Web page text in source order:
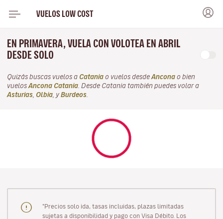
VUELOS LOW COST
EN PRIMAVERA, VUELA CON VOLOTEA EN ABRIL
DESDE SOLO
Quizás buscas vuelos a Catania o vuelos desde Ancona o bien
vuelos Ancona Catania . Desde Catania también puedes volar a
Asturias Olbia , y Burdeos
"Precios solo ida, tasas incluidas, plazas limitadas
sujetas a disponibilidad y pago con Visa Débito. Los